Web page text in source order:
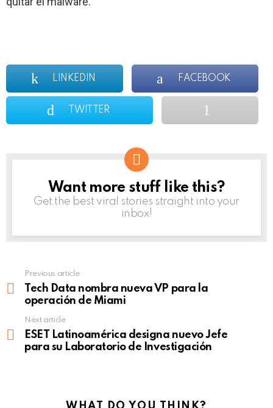
LINKEDIN FACEBOOK
TWITTER
NEWSLETTER
Want more stuff like this?
Get the best viral stories straight into your
inbox!
more
Previous article
Tech Data nombra nueva VP para la
operación de Miami
Next article
ESET Latinoamérica designa nuevo Jefe
para su Laboratorio de Investigación